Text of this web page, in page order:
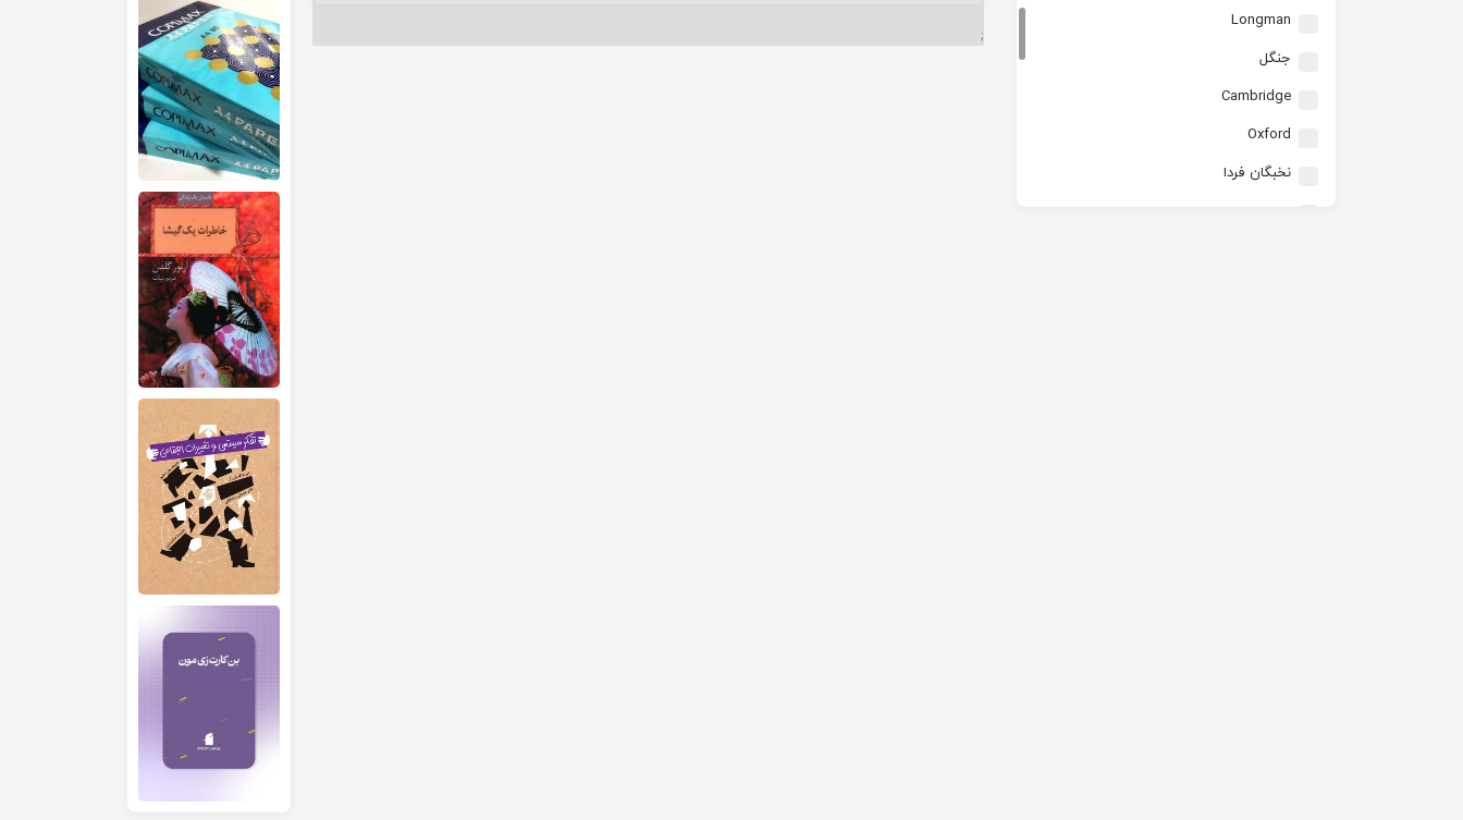
دکتر محمد گلشن
Paulo Coelho
Betty Schrampfer Azar
D H Howe
Norman C. Stageberg
Longman
جنگل
Cambridge
Oxford
نخبگان فردا
;